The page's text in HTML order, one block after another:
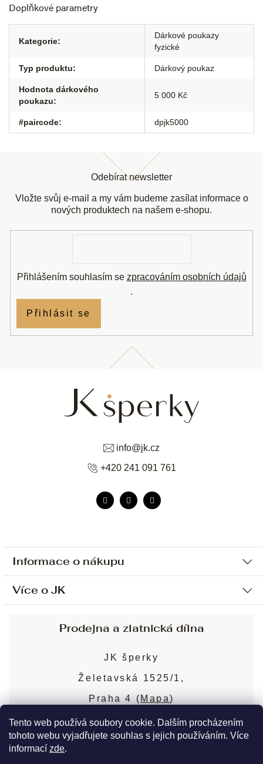
Tento web používá soubory cookie. Dalším procházením
tohoto webu vyjadřujete souhlas s jejich používáním. Více
informací zde.
Doplňkové parametry
Kategorie:
Dárkové poukazy
fyzické
Typ produktu: Dárkový poukaz
Hodnota dárkového
poukazu:
5 000 Kč
#paircode: dpjk5000
Informace o nákupu
Ochrana osobních údajů
Sjednání osobní schůzky
Obchodní podmínky
Puncovní značky
Více o JK
Blog
Nejčastější dotazy
info@jk.cz
+420 241 091 761
Odebírat newsletter
Vložte svůj e-mail a my vám budeme zasílat informace o
nových produktech na našem e-shopu.
Přihlášením souhlasím se zpracováním osobních údajů
.
Přihlásit se
Prodejna a zlatnická dílna
JK šperky
Želetavská 1525/1,
Praha 4 ( Mapa)
Více o prodejně